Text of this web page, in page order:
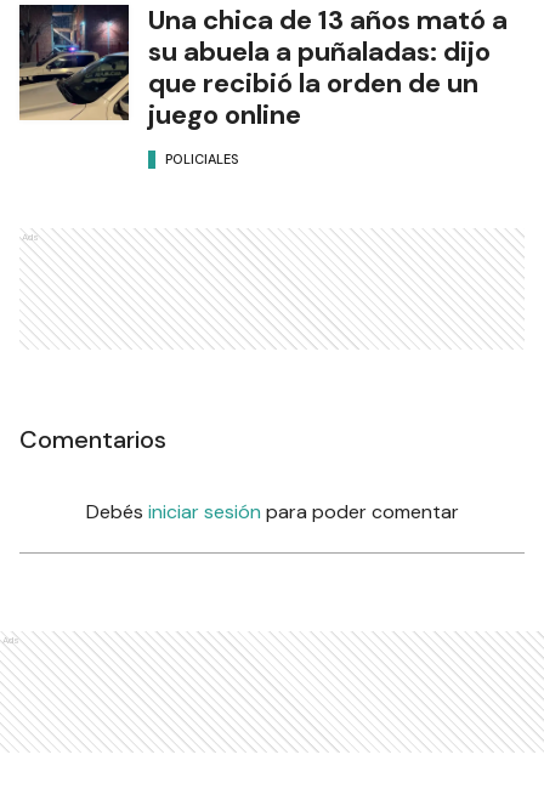
Una chica de 13 años mató a
su abuela a puñaladas: dijo
que recibió la orden de un
juego online
POLICIALES
Ads
Comentarios
Debés iniciar sesión para poder comentar
Ads